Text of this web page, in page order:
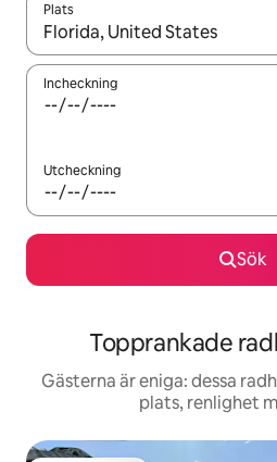
Plats
När resultaten är tillgängliga
Incheckning
Utcheckning
Sök
Topprankade
Gästerna är eniga: dessa
plats, renlighet